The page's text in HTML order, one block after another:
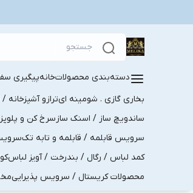
دسته‌بندی محصولاتخانهپیگیری
بخاری گازی . شومینه ایترازو آشپزخانه
ساندویچ ساز / اسنک سازسرخ کن و پلوپز
سرویس قابلمه / قابلمه و تابه تک
کمد لباس / رگال / بندرخت / آویز لباس
محصولات کریستال / سرویس پذیرایی